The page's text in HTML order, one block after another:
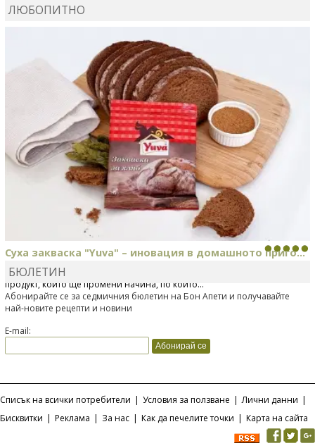
ЛЮБОПИТНО
Суха закваска "Yuva" – иновация в домашното приго...
Отскоро Лесафр България стартира предлагането на изцяло нов
продукт, който ще промени начина, по който...
БЮЛЕТИН
Абонирайте се за седмичния бюлетин на Бон Апети и получавайте
най-новите рецепти и новини
E-mail:
Списък на всички потребители | Условия за ползване | Лични данни |
Бисквитки | Реклама | За нас | Как да печелите точки | Карта на сайта